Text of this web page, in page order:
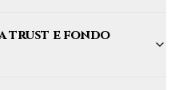
trust e fondo